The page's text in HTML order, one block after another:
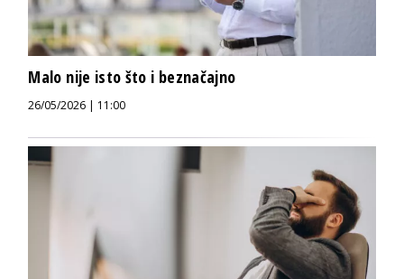
Malo nije isto što i beznačajno
26/05/2026 | 11:00